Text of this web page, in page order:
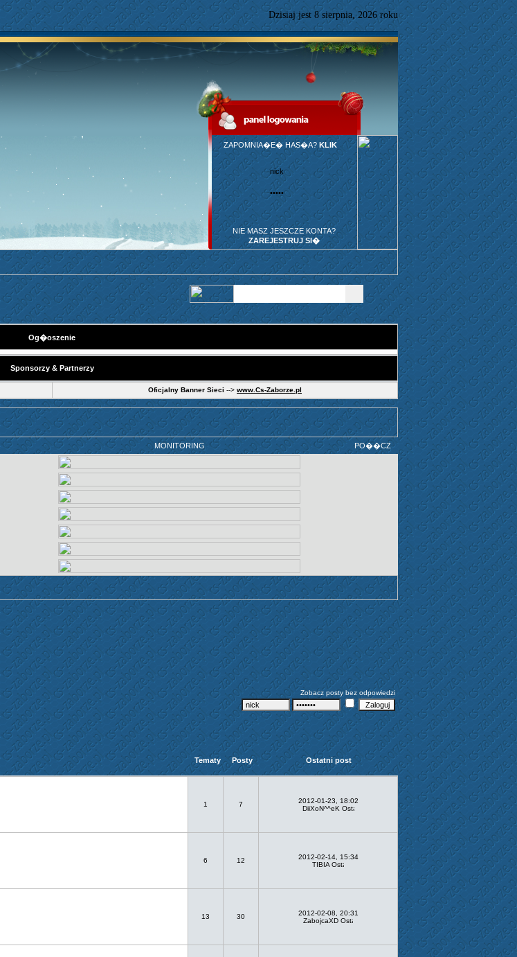
Dzisiaj jest 8sierpnia,2026 roku
ZAPOMNIA�E� HAS�A? KLIK
NIE MASZ JESZCZE KONTA?
ZAREJESTRUJ SI�
Og�oszenie
Sponsorzy & Partnerzy
Oficjalny Banner Sieci --> www.Cs-Zaborze.pl
MONITORING
PO��CZ
Zobacz posty bez odpowiedzi
Tematy Posty Ostatni post
1 7
2012-01-23, 18:02
DiiXoN^^eK
6 12
2012-02-14, 15:34
TIBIA
13 30
2012-02-08, 20:31
ZabojcaXD